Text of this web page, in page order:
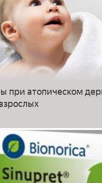
при атопическом